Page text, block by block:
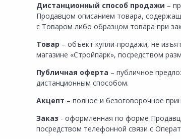
Сауны и бани
Интерьер, текстиль, камины, оформление
Хранение и порядок
Товары для дома, подарки, бытовая химия
Автотовары
Дистанционный способ продажи –
Продавцом описанием товара,
с Товаром либо образцом товара при
Товар – объект купли-продажи, не
магазине «Cтройпарк», посредством
Публичная оферта – публичное
дистанционным способом.
Акцепт – полное и безоговорочное
Заказ - оформленная по форме
посредством телефонной связи с